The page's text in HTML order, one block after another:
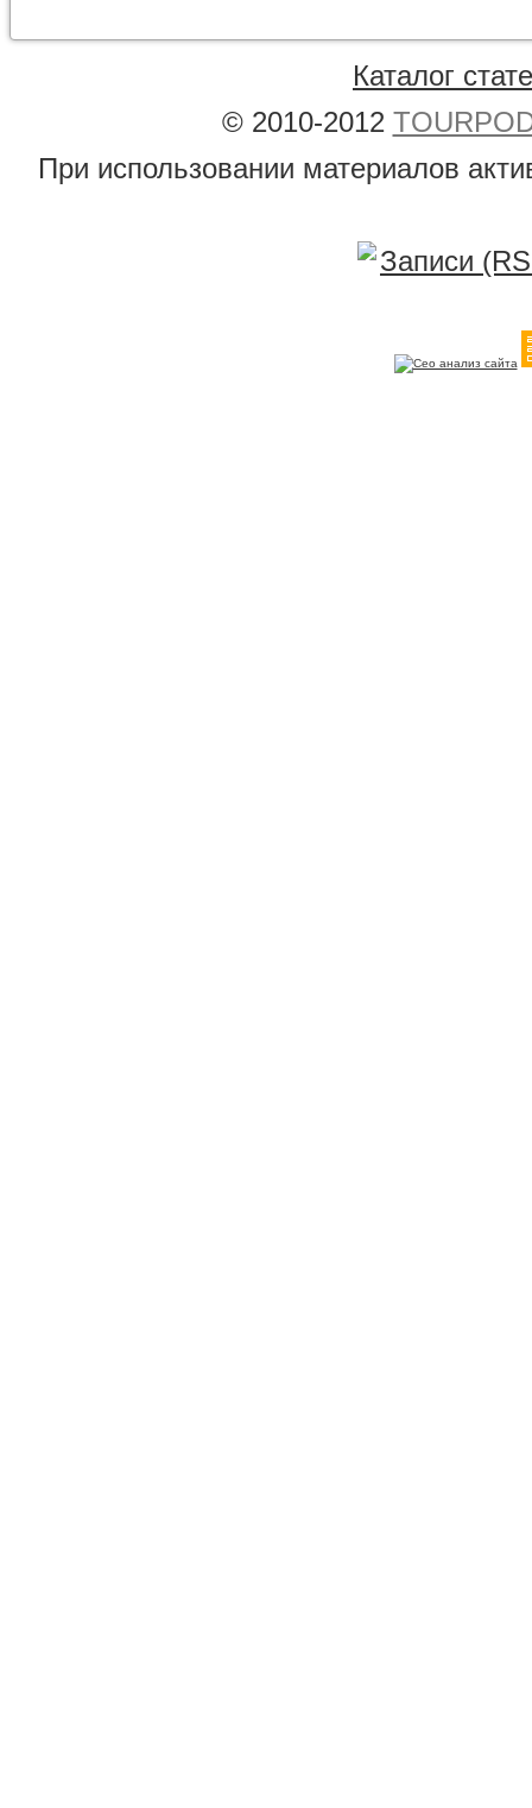
Каталог
© 2010-2012
При использовании материалов
Записи